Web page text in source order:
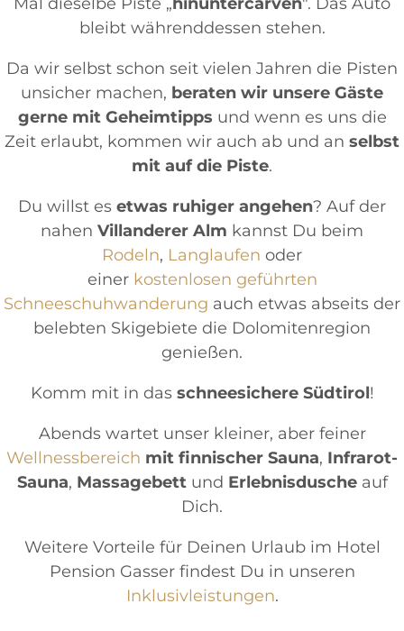
bleibt währenddessen stehen.
Da wir selbst schon seit vielen Jahren die Pisten
unsicher machen, beraten wir unsere Gäste
gerne mit Geheimtipps und wenn es uns die
Zeit erlaubt, kommen wir auch ab und an selbst
mit auf die Piste.
Du willst es etwas ruhiger angehen? Auf der
nahen Villanderer Alm kannst Du beim
Rodeln, Langlaufen oder
einer kostenlosen geführten
Schneeschuhwanderung auch etwas abseits der
belebten Skigebiete die Dolomitenregion
genießen.
Komm mit in das schneesichere Südtirol!
Abends wartet unser kleiner, aber feiner
Wellnessbereich mit finnischer Sauna, Infrarot-
Sauna, Massagebettund Erlebnisduscheauf
Dich.
Weitere Vorteile für Deinen Urlaub im Hotel
Pension Gasser findest Du in unseren
Inklusivleistungen.